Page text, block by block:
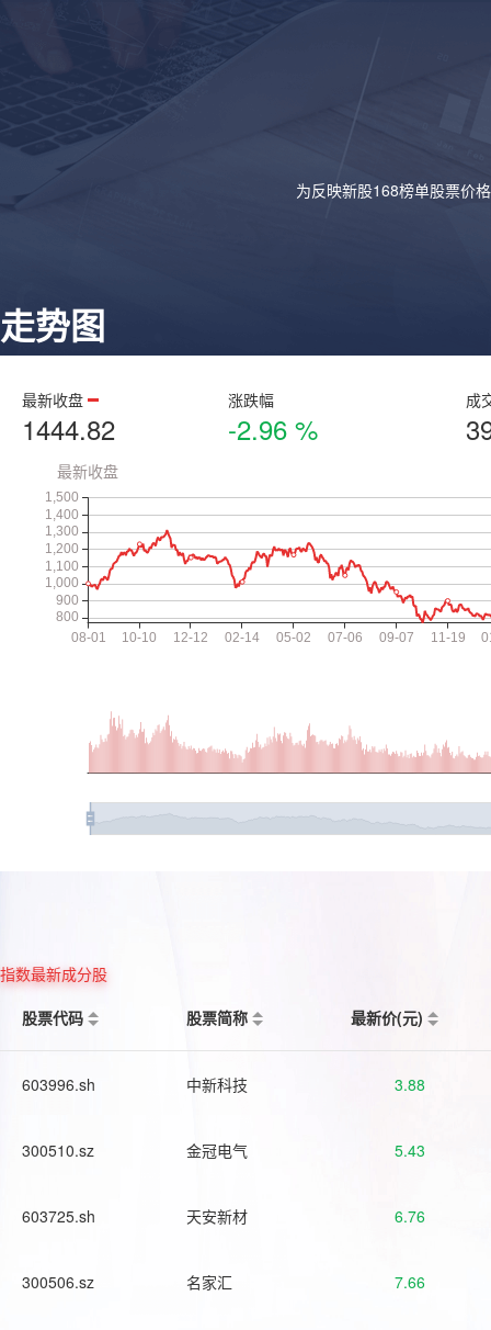
为反映新股168榜单股票价
走势图
最新收盘
1444.82
涨跌幅
-2.96 %
成
指数最新成分股
股票代码
股票简称 最新价(元)
603996.sh 中新科技 3.88
300510.sz 金冠电气 5.43
603725.sh 天安新材 6.76
300506.sz 名家汇 7.66